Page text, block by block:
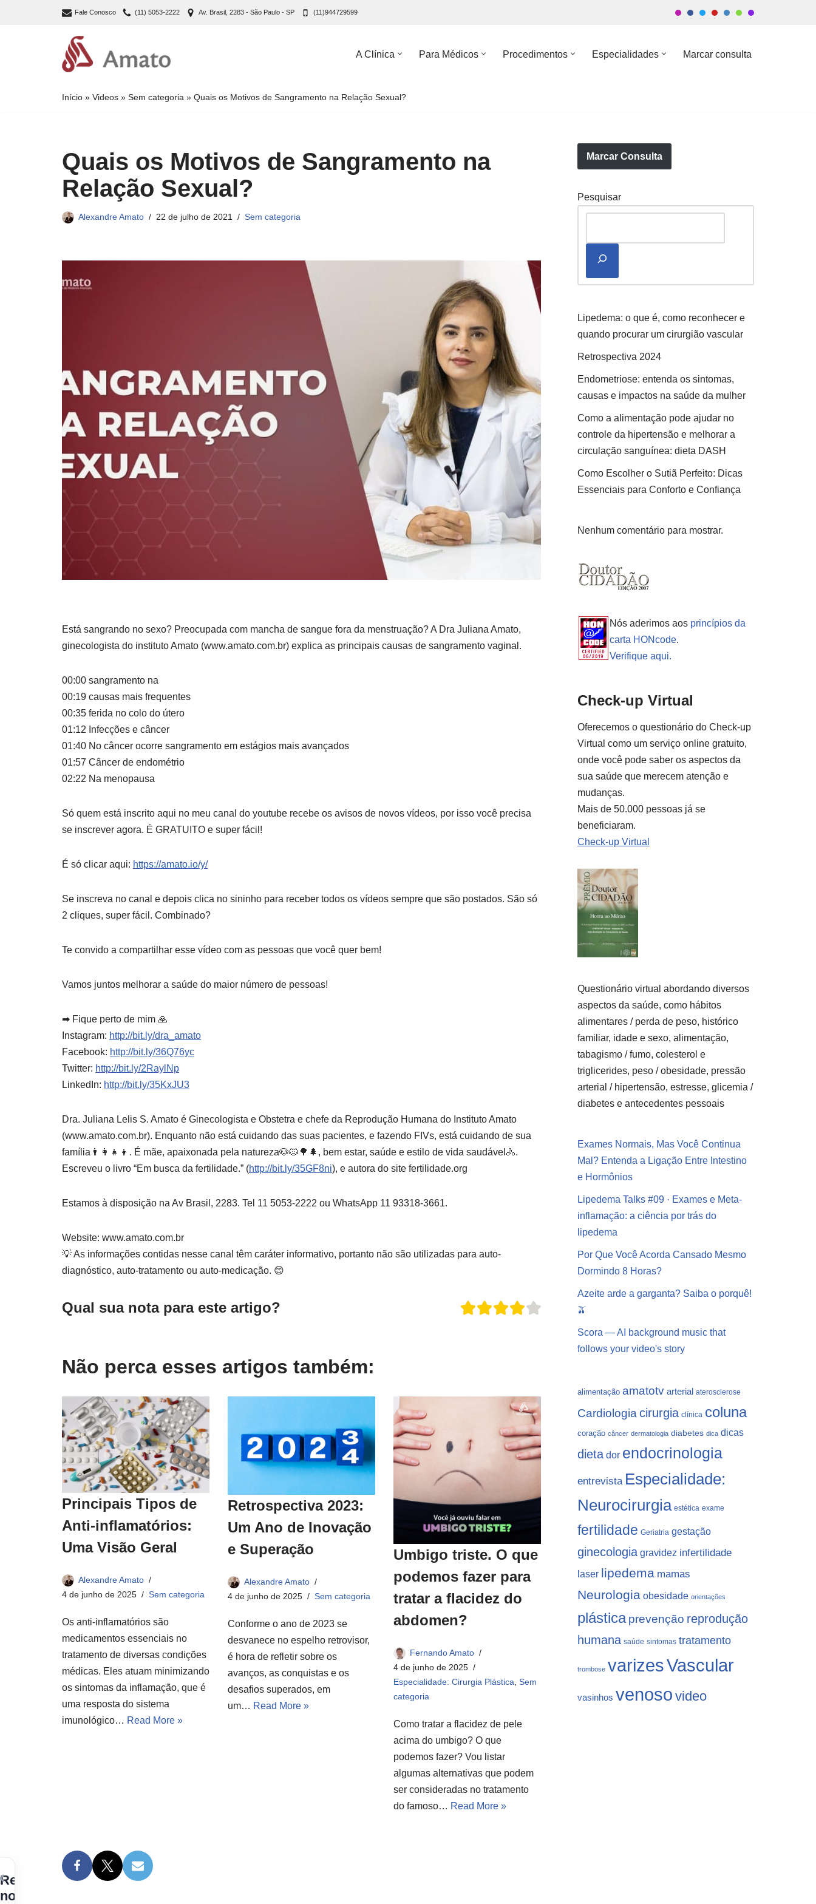
Fale Conosco (11) 5053-2222 Av. Brasil, 2283 - São Paulo - SP (11)944729599
A Clínica Para Médicos Procedimentos Especialidades Marcar consulta
Início » Videos » Sem categoria » Quais os Motivos de Sangramento na Relação Sexual?
Quais os Motivos de Sangramento na
Relação Sexual?
Alexandre Amato 22 de julho de 2021 Sem categoria
Está sangrando no sexo? Preocupada com mancha de sangue fora da menstruação? A Dra Juliana Amato,
ginecologista do instituto Amato (www.amato.com.br) explica as principais causas de sangramento vaginal.
00:00 sangramento na
00:19 causas mais frequentes
00:35 ferida no colo do útero
01:12 Infecções e câncer
01:40 No câncer ocorre sangramento em estágios mais avançados
01:57 Câncer de endométrio
02:22 Na menopausa
Só quem está inscrito aqui no meu canal do youtube recebe os avisos de novos vídeos, por isso você precisa
se inscrever agora. É GRATUITO e super fácil!
É só clicar aqui: https://amato.io/y/
Se inscreva no canal e depois clica no sininho para receber todos os vídeos sempre que são postados. São só
2 cliques, super fácil. Combinado?
Te convido a compartilhar esse vídeo com as pessoas que você quer bem!
Vamos juntos melhorar a saúde do maior número de pessoas!
➡ Fique perto de mim 🙏
Instagram: http://bit.ly/dra_amato
Facebook: http://bit.ly/36Q76yc
Twitter: http://bit.ly/2RaylNp
LinkedIn: http://bit.ly/35KxJU3
Dra. Juliana Lelis S. Amato é Ginecologista e Obstetra e chefe da Reprodução Humana do Instituto Amato
(www.amato.com.br). Enquanto não está cuidando das suas pacientes, e fazendo FIVs, está cuidando de sua
família👨‍👩‍👧‍👦. É mãe, apaixonada pela natureza🐶🐱🌳🌲, bem estar, saúde e estilo de vida saudável🚴.
Escreveu o livro “Em busca da fertilidade.” (http://bit.ly/35GF8ni), e autora do site fertilidade.org
Estamos à disposição na Av Brasil, 2283. Tel 11 5053-2222 ou WhatsApp 11 93318-3661.
Website: www.amato.com.br
💡 As informações contidas nesse canal têm caráter informativo, portanto não são utilizadas para auto-
diagnóstico, auto-tratamento ou auto-medicação. 😊
Qual sua nota para este artigo?
Não perca esses artigos também:
Principais Tipos de
Anti-inflamatórios:
Uma Visão Geral
Alexandre Amato
4 de junho de 2025
Sem categoria
Os anti-inflamatórios são
medicamentos essenciais no
tratamento de diversas condições
médicas. Eles atuam minimizando
os sintomas da inflamação, que é
uma resposta do sistema
imunológico… Read More »
Retrospectiva 2023:
Um Ano de Inovação
e Superação
Alexandre Amato
4 de junho de 2025
Sem categoria
Conforme o ano de 2023 se
desvanece no espelho retrovisor,
é hora de refletir sobre os
avanços, as conquistas e os
desafios superados, em
um… Read More »
Umbigo triste. O que
podemos fazer para
tratar a flacidez do
abdomen?​
Fernando Amato
4 de junho de 2025
Especialidade: Cirurgia Plástica Sem
categoria
Como tratar a flacidez de pele
acima do umbigo? O que
podemos fazer? Vou listar
algumas alternativas que podem
ser consideradas no tratamento
do famoso… Read More »
Marcar Consulta
Pesquisar
Lipedema: o que é, como reconhecer e
quando procurar um cirurgião vascular
Retrospectiva 2024
Endometriose: entenda os sintomas,
causas e impactos na saúde da mulher
Como a alimentação pode ajudar no
controle da hipertensão e melhorar a
circulação sanguínea: dieta DASH
Como Escolher o Sutiã Perfeito: Dicas
Essenciais para Conforto e Confiança
Nenhum comentário para mostrar.
Nós aderimos aos princípios da
carta HONcode.
Verifique aqui.
Check-up Virtual
Oferecemos o questionário do Check-up
Virtual como um serviço online gratuito,
onde você pode saber os aspectos da
sua saúde que merecem atenção e
mudanças.
Mais de 50.000 pessoas já se
beneficiaram.
Check-up Virtual
Questionário virtual abordando diversos
aspectos da saúde, como hábitos
alimentares / perda de peso, histórico
familiar, idade e sexo, alimentação,
tabagismo / fumo, colesterol e
triglicerides, peso / obesidade, pressão
arterial / hipertensão, estresse, glicemia /
diabetes e antecedentes pessoais
Exames Normais, Mas Você Continua
Mal? Entenda a Ligação Entre Intestino
e Hormônios
Lipedema Talks #09 · Exames e Meta-
inflamação: a ciência por trás do
lipedema
Por Que Você Acorda Cansado Mesmo
Dormindo 8 Horas?
Azeite arde a garganta? Saiba o porquê!
🫒
Scora — AI background music that
follows your video's story
alimentação amatotv arterial aterosclerose
Cardiologia cirurgia clínica coluna
coração câncer dermatologia diabetes dica dicas
dieta dor endocrinologia
entrevista Especialidade:
Neurocirurgia estética exame
fertilidade Geriatria gestação
ginecologia gravidez infertilidade
laser lipedema mamas
Neurologia obesidade orientações
plástica prevenção reprodução
humana saúde sintomas tratamento
trombose varizesVascular
vasinhos venoso video
Receba
nossos